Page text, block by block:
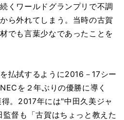
くワールドグランプリで不調
ら外れてしまう。当時の古賀
でも言葉少なであったことを
払拭するように2016－17シー
を２年ぶりの優勝に導く
。2017年には"中田久美ジャ
督も「古賀はちょっと教えた